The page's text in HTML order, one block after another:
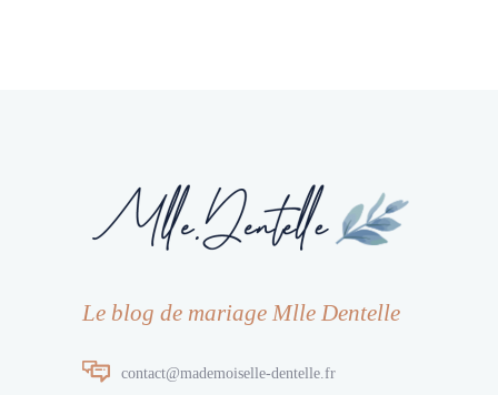
Le blog de mariage Mlle Dentelle
contact@mademoiselle-dentelle.fr